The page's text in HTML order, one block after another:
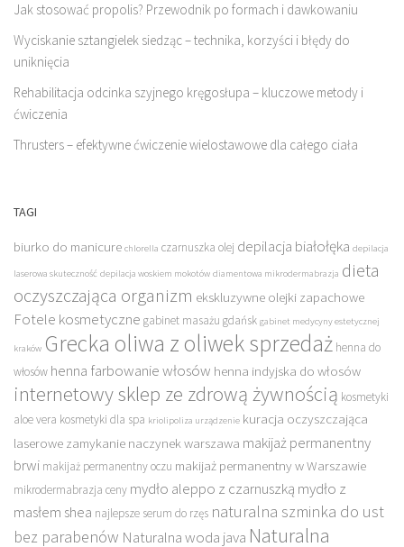
Jak stosować propolis? Przewodnik po formach i dawkowaniu
Wyciskanie sztangielek siedząc – technika, korzyści i błędy do
uniknięcia
Rehabilitacja odcinka szyjnego kręgosłupa – kluczowe metody i
ćwiczenia
Thrusters – efektywne ćwiczenie wielostawowe dla całego ciała
TAGI
biurko do manicure chlorella czarnuszka olej depilacja białołęka depilacja
laserowa skuteczność depilacja woskiem mokotów diamentowa mikrodermabrazja dieta
oczyszczająca organizm ekskluzywne olejki zapachowe
Fotele kosmetyczne gabinet masażu gdańsk gabinet medycyny estetycznej
kraków Grecka oliwa z oliwek sprzedaż henna do
włosów henna farbowanie włosów henna indyjska do włosów
internetowy sklep ze zdrową żywnością kosmetyki
aloe vera kosmetyki dla spa kriolipoliza urządzenie kuracja oczyszczająca
laserowe zamykanie naczynek warszawa makijaż permanentny
brwi makijaż permanentny oczu makijaż permanentny w Warszawie
mikrodermabrazja ceny mydło aleppo z czarnuszką mydło z
masłem shea najlepsze serum do rzęs naturalna szminka do ust
bez parabenów Naturalna woda java Naturalna